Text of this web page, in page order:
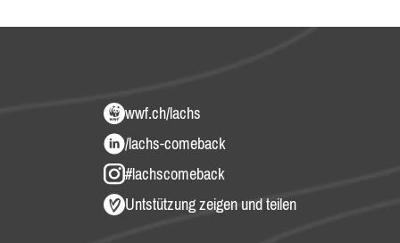
wwf.ch/lachs
/lachs-comeback
#lachscomeback
Untstützung zeigen und teilen